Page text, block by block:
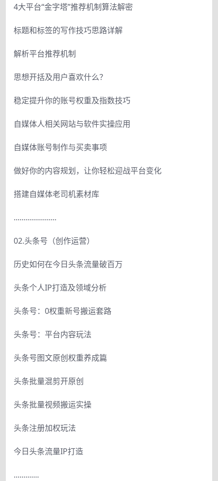
4大平台“金字塔”推荐机制算法解密
标题和标签的写作技巧思路详解
解析平台推荐机制
思想开括及用户喜欢什么？
稳定提升你的账号权重及指数技巧
自媒体人相关网站与软件实操应用
自媒体账号制作与买卖事项
做好你的内容规划，让你轻松迎战平台变化
搭建自媒体老司机素材库
......................
02.头条号（创作运营）
历史如何在今日头条流量破百万
头条个人IP打造及领域分析
头条号：0权重新号搬运套路
头条号：平台内容玩法
头条号图文原创权重养成篇
头条批量混剪开原创
头条批量视频搬运实操
头条注册加权玩法
今日头条流量IP打造
.............